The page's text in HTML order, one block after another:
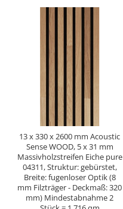
13 x 330 x 2600 mm Acoustic
Sense WOOD, 5 x 31 mm
Massivholzstreifen Eiche pure
04311, Struktur: gebürstet,
Breite: fugenloser Optik (8
mm Filzträger - Deckmaß: 320
mm) Mindestabnahme 2